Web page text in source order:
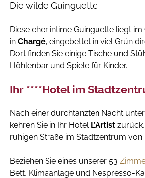
Die wilde Guinguette
Diese eher intime Guinguette liegt im
in Chargé, eingebettet in viel Grün
Dort finden Sie einige Tische und
Höhlenbar und Spiele für Kinder.
Ihr ****Hotel im
Nach einer durchtanzten Nacht
kehren Sie in Ihr Hotel L’Artist
ruhigen Straße im Stadtzentrum von
Beziehen Sie eines unserer 53
Bett, Klimaanlage und Nespresso-